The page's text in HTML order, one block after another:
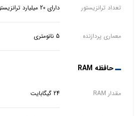
تعداد ترانزیستور دارای 20 میلیارد ترانزیستور
معماری پردازنده 5 نانومتری
حافظه RAM
مقدار RAM 24 گیگابایت